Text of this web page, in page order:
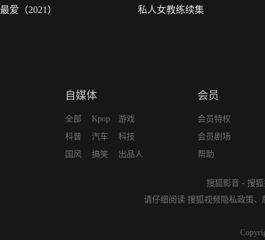
最爱（2021） 私人女教练续集
自媒体
全部
科普
国风
Kpop
汽车
搞笑
游戏
科技
出品人
会员
会员特权
会员剧场
帮助
搜狐影音 - 搜
请仔细阅读 搜狐视频隐私政策、